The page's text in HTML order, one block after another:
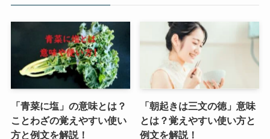
「青菜に塩」の意味とは？
ことわざの覚えやすい使い
方と例文を解説！
「朝起きは三文の徳」意味
とは？覚えやすい使い方と
例文を解説！